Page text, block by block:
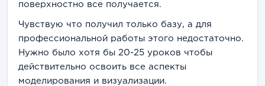
поверхностно все получается.
Чувствую что получил только базу, а для
профессиональной работы этого недостаточно.
Нужно было хотя бы 20-25 уроков чтобы
действительно освоить все аспекты
моделирования и визуализации.